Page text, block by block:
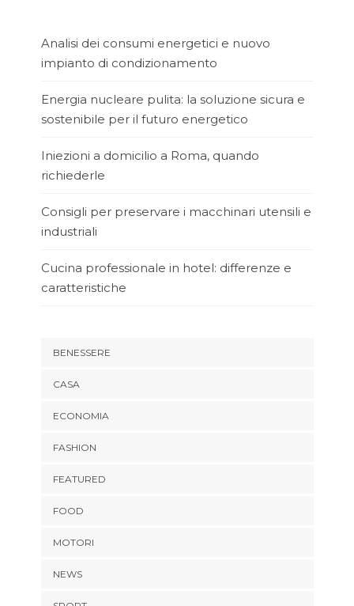
Analisi dei consumi energetici e nuovo
impianto di condizionamento
Energia nucleare pulita: la soluzione sicura e
sostenibile per il futuro energetico
Iniezioni a domicilio a Roma, quando
richiederle
Consigli per preservare i macchinari utensili e
industriali
Cucina professionale in hotel: differenze e
caratteristiche
BENESSERE
CASA
ECONOMIA
FASHION
FEATURED
FOOD
MOTORI
NEWS